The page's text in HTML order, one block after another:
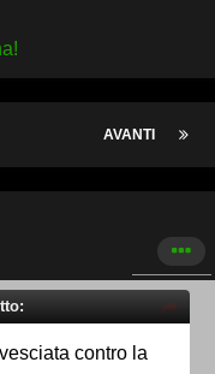
AVANTI
contro la